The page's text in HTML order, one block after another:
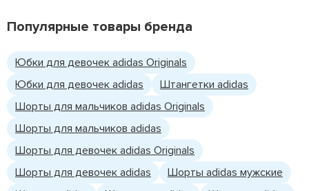
Популярные товары бренда
Юбки для девочек adidas Originals
Юбки для девочек adidas
Штангетки adidas
Шорты для мальчиков adidas Originals
Шорты для мальчиков adidas
Шорты для девочек adidas Originals
Шорты для девочек adidas
Шорты adidas мужские